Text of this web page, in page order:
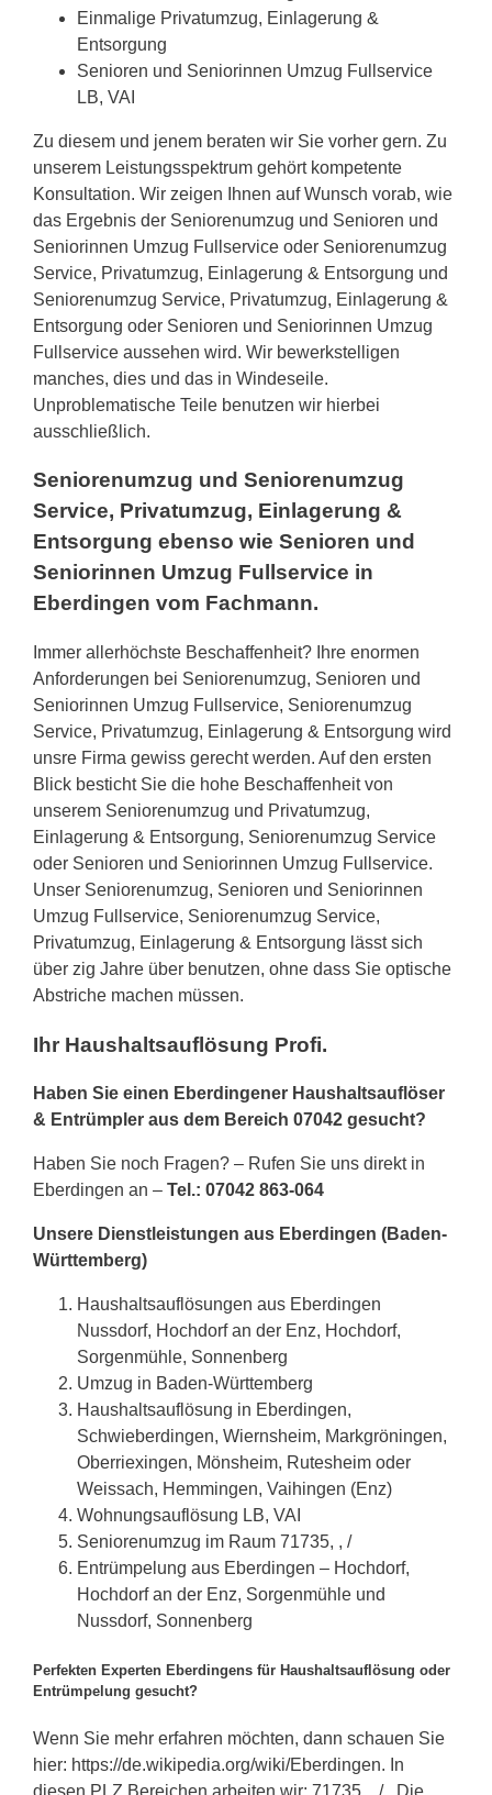
Einmalige Privatumzug, Einlagerung &
Entsorgung
Senioren und Seniorinnen Umzug Fullservice
LB, VAI
Zu diesem und jenem beraten wir Sie vorher gern. Zu
unserem Leistungsspektrum gehört kompetente
Konsultation. Wir zeigen Ihnen auf Wunsch vorab, wie
das Ergebnis der Seniorenumzug und Senioren und
Seniorinnen Umzug Fullservice oder Seniorenumzug
Service, Privatumzug, Einlagerung & Entsorgung und
Seniorenumzug Service, Privatumzug, Einlagerung &
Entsorgung oder Senioren und Seniorinnen Umzug
Fullservice aussehen wird. Wir bewerkstelligen
manches, dies und das in Windeseile.
Unproblematische Teile benutzen wir hierbei
ausschließlich.
Seniorenumzug und Seniorenumzug
Service, Privatumzug, Einlagerung &
Entsorgung ebenso wie Senioren und
Seniorinnen Umzug Fullservice in
Eberdingen vom Fachmann.
Immer allerhöchste Beschaffenheit? Ihre enormen
Anforderungen bei Seniorenumzug, Senioren und
Seniorinnen Umzug Fullservice, Seniorenumzug
Service, Privatumzug, Einlagerung & Entsorgung wird
unsre Firma gewiss gerecht werden. Auf den ersten
Blick besticht Sie die hohe Beschaffenheit von
unserem Seniorenumzug und Privatumzug,
Einlagerung & Entsorgung, Seniorenumzug Service
oder Senioren und Seniorinnen Umzug Fullservice.
Unser Seniorenumzug, Senioren und Seniorinnen
Umzug Fullservice, Seniorenumzug Service,
Privatumzug, Einlagerung & Entsorgung lässt sich
über zig Jahre über benutzen, ohne dass Sie optische
Abstriche machen müssen.
Ihr Haushaltsauflösung Profi.
Haben Sie einen Eberdingener Haushaltsauflöser
& Entrümpler aus dem Bereich 07042 gesucht?
Haben Sie noch Fragen? – Rufen Sie uns direkt in
Eberdingen an – Tel.: 07042 863-064
Unsere Dienstleistungen aus Eberdingen (Baden-
Württemberg)
Haushaltsauflösungen aus Eberdingen
Nussdorf, Hochdorf an der Enz, Hochdorf,
Sorgenmühle, Sonnenberg
Umzug in Baden-Württemberg
Haushaltsauflösung in Eberdingen,
Schwieberdingen, Wiernsheim, Markgröningen,
Oberriexingen, Mönsheim, Rutesheim oder
Weissach, Hemmingen, Vaihingen (Enz)
Wohnungsauflösung LB, VAI
Seniorenumzug im Raum 71735, , /
Entrümpelung aus Eberdingen – Hochdorf,
Hochdorf an der Enz, Sorgenmühle und
Nussdorf, Sonnenberg
Perfekten Experten Eberdingens für Haushaltsauflösung oder
Entrümpelung gesucht?
Wenn Sie mehr erfahren möchten, dann schauen Sie
hier: https://de.wikipedia.org/wiki/Eberdingen. In
diesen PLZ Bereichen arbeiten wir: 71735, , / . Die